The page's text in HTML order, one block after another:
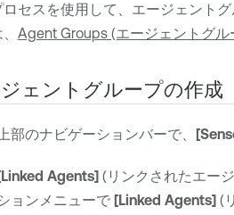
ロセスを使用して、エージェント
Agent Groups (エージェントグル
ェントグループの作成
上部のナビゲーションバーで、
Agents](リンクされたエー
ョンメニューで [Linked Agents](